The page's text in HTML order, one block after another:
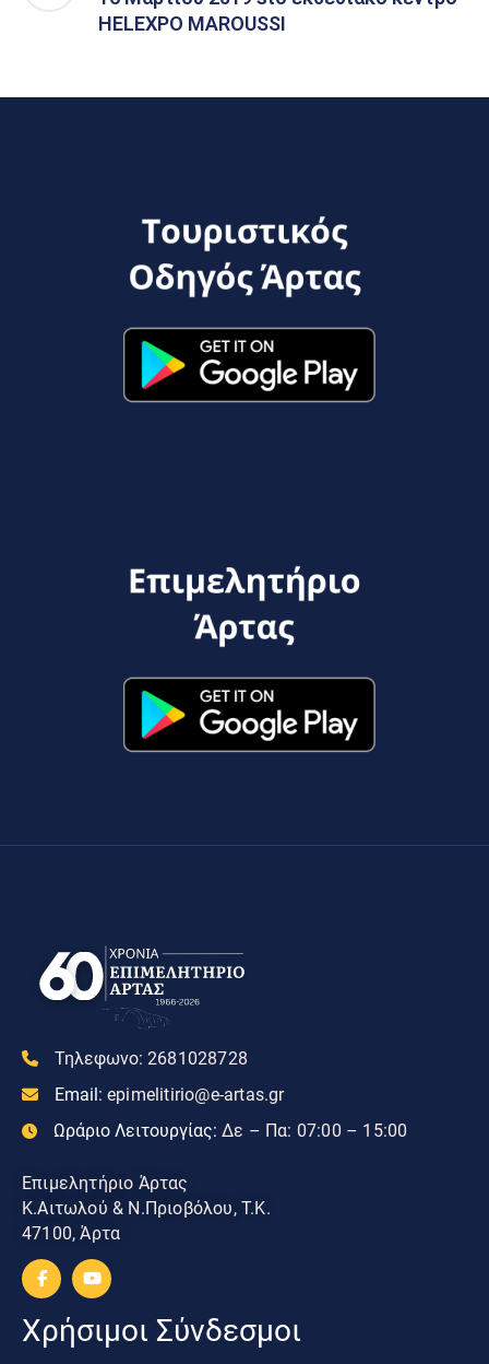
HELEXPO MAROUSSI
Τηλεφωνο: 2681028728
Email: epimelitirio@e-artas.gr
Ωράριο Λειτουργίας: Δε – Πα: 07:00 – 15:00
Επιμελητήριο Άρτας
Κ.Αιτωλού & Ν.Πριοβόλου, Τ.Κ.
47100, Άρτα
Χρήσιμοι Σύνδεσμοι